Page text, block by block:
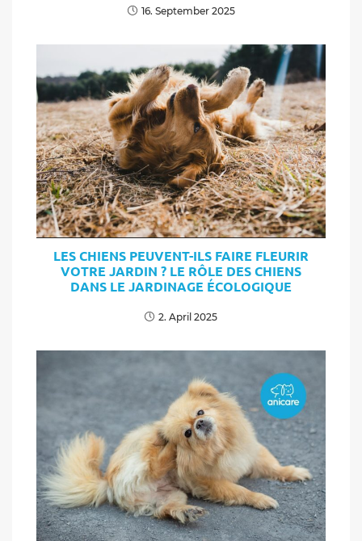
16. September 2025
LES CHIENS PEUVENT-ILS FAIRE FLEURIR
VOTRE JARDIN ? LE RÔLE DES CHIENS
DANS LE JARDINAGE ÉCOLOGIQUE
2. April 2025